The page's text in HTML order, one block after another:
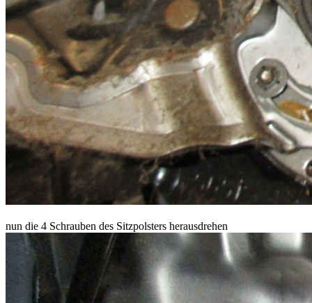
nun die 4 Schrauben des Sitzpolsters herausdrehen